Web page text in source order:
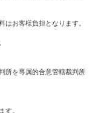
はお客様負担となります。
所を専属的合意管轄裁判所
す。